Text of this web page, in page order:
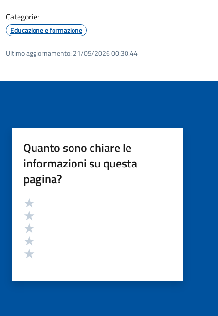
Categorie:
Educazione e formazione
Ultimo aggiornamento: 21/05/2026 00:30.44
Quanto sono chiare le
informazioni su questa
pagina?
Valutazione